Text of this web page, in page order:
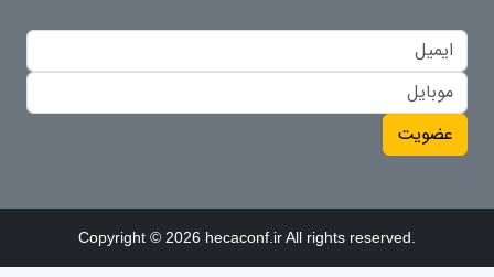
عضویت
Copyright © 2026 hecaconf.ir All rights reserved.